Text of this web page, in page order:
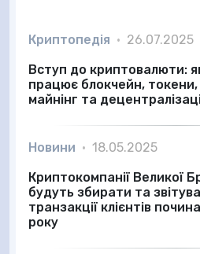
Криптопедія • 26.07.2025
Вступ до криптовалюти:
працює блокчейн, токени,
майнінг та
Новини • 18.05.2025
Криптокомпанії Великої
будуть збирати та
транзакції клієнтів
року